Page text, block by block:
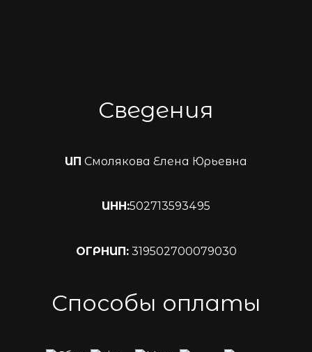
Сведения
ИП Смолякова Елена Юрьевна
ИНН:502713593495
ОГРНИП:319502700079030
Способы оплаты